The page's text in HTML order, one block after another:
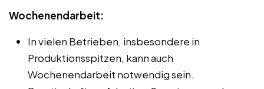
Wochenendarbeit:
In vielen Betrieben, insbesondere in
Produktionsspitzen, kann auch
Wochenendarbeit notwendig sein.